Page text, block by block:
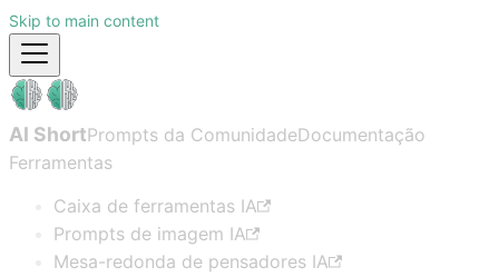
Skip to main content
AI ShortPrompts da ComunidadeDocumentação
Ferramentas
Caixa de ferramentas IA
Prompts de imagem IA
Mesa-redonda de pensadores IA